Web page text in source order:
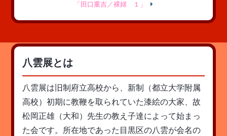
「田口重吉／裸婦 １」
八雲展とは
八雲展は旧制府立高校から、新制（都立大学附属
高校）初期に教鞭を取られていた漆絵の大家、故
松岡正雄（大和）先生の教え子達によって始まっ
た会です。所在地であった目黒区の八雲が会名の